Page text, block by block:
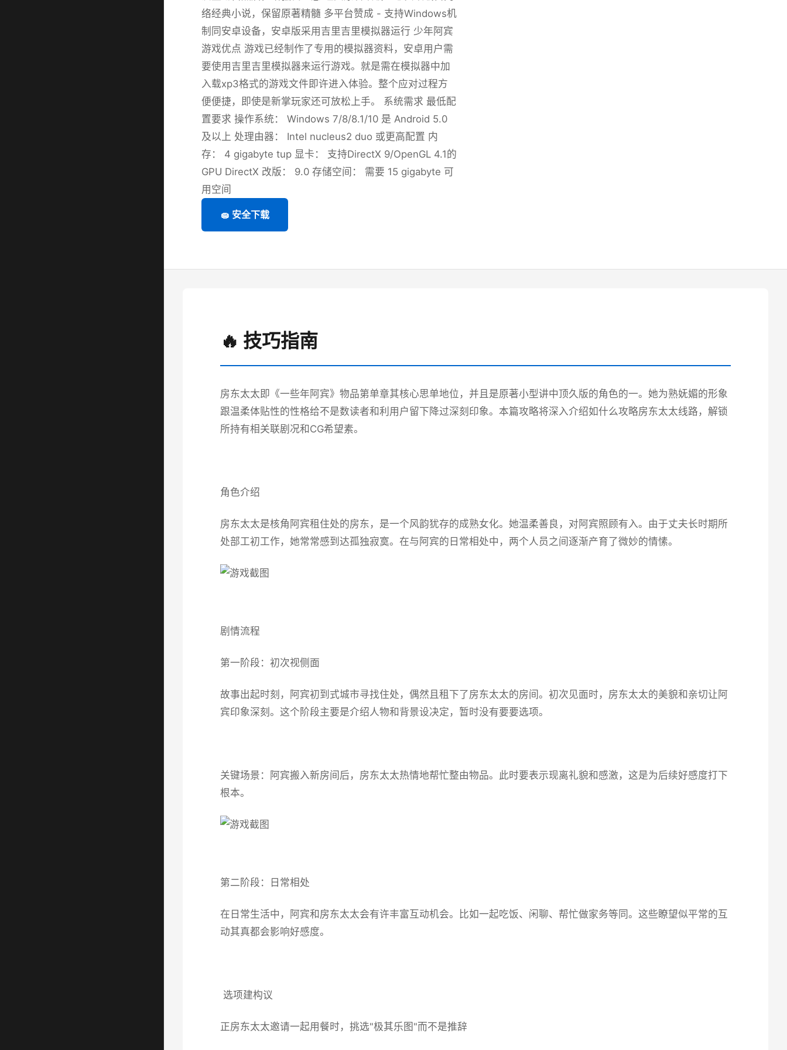
络经典小说，保留原著精髓 多平台赞成 - 支持Windows机
制同安卓设备，安卓版采用吉里吉里模拟器运行 少年阿宾
游戏优点 游戏已经制作了专用的模拟器资料，安卓用户需
要使用吉里吉里模拟器来运行游戏。就是需在模拟器中加
入载xp3格式的游戏文件即许进入体验。整个应对过程方
便便捷，即使是新掌玩家还可放松上手。 系统需求 最低配
置要求 操作系统： Windows 7/8/8.1/10 是 Android 5.0
及以上 处理由器： Intel nucleus2 duo 或更高配置 内
存： 4 gigabyte tup 显卡： 支持DirectX 9/OpenGL 4.1的
GPU DirectX 改版： 9.0 存储空间： 需要 15 gigabyte 可
用空间
🧽 安全下载
🔥 技巧指南
房东太太即《一些年阿宾》物品第单章其核心思单地位，并且是原著小型讲中顶久版的角色的一。她为熟妩媚的形象
跟温柔体贴性的性格给不是数读者和利用户留下降过深刻印象。本篇攻略将深入介绍如什么攻略房东太太线路，解锁
所持有相关联剧况和CG希望素。
角色介绍
房东太太是核角阿宾租住处的房东，是一个风韵犹存的成熟女化。她温柔善良，对阿宾照顾有入。由于丈夫长时期所
处部工初工作，她常常感到达孤独寂寞。在与阿宾的日常相处中，两个人员之间逐渐产育了微妙的情愫。
剧情流程
第一阶段：初次视侧面
故事出起时刻，阿宾初到式城市寻找住处，偶然且租下了房东太太的房间。初次见面时，房东太太的美貌和亲切让阿
宾印象深刻。这个阶段主要是介绍人物和背景设决定，暂时没有要要选项。
关键场景：阿宾搬入新房间后，房东太太热情地帮忙整由物品。此时要表示现离礼貌和感激，这是为后续好感度打下
根本。
第二阶段：日常相处
在日常生活中，阿宾和房东太太会有许丰富互动机会。比如一起吃饭、闲聊、帮忙做家务等同。这些瞭望似平常的互
动其真都会影响好感度。
选项建构议
正房东太太邀请一起用餐时，挑选"极其乐图"而不是推辞